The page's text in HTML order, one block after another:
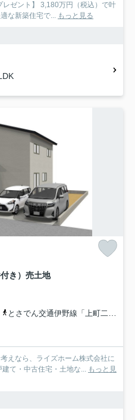
レゼント】 3,180万円（税込）で叶
な新築住宅で... もっと見る
き）売土地
とさでん交通伊野線「上町二丁目」駅 徒歩20分
えなら、ライズホーム株式会社に
て・中古住宅・土地な... もっと見